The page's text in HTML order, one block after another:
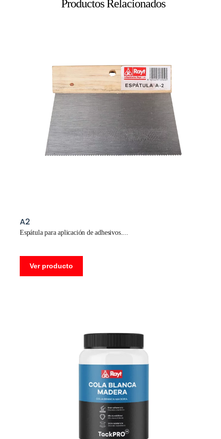
Productos Relacionados
A2
Espátula para aplicación de adhesivos.
Ver producto